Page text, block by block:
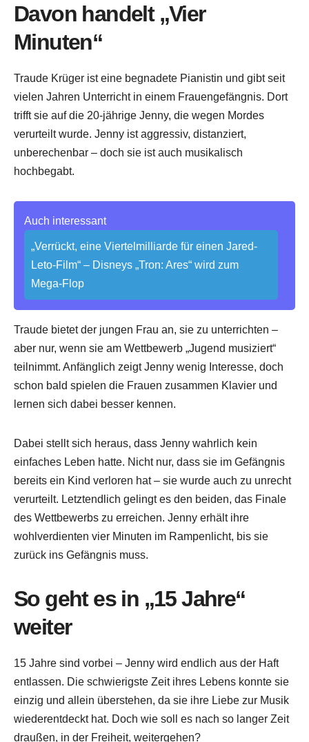
Davon handelt „Vier
Minuten“
Traude Krüger ist eine begnadete Pianistin und gibt seit
vielen Jahren Unterricht in einem Frauengefängnis. Dort
trifft sie auf die 20-jährige Jenny, die wegen Mordes
verurteilt wurde. Jenny ist aggressiv, distanziert,
unberechenbar – doch sie ist auch musikalisch
hochbegabt.
Auch interessant
„Verrückt, eine Viertelmilliarde für einen Jared-
Leto-Film“ – Disneys „Tron: Ares“ wird zum
Mega-Flop
Traude bietet der jungen Frau an, sie zu unterrichten –
aber nur, wenn sie am Wettbewerb „Jugend musiziert“
teilnimmt. Anfänglich zeigt Jenny wenig Interesse, doch
schon bald spielen die Frauen zusammen Klavier und
lernen sich dabei besser kennen.
Dabei stellt sich heraus, dass Jenny wahrlich kein
einfaches Leben hatte. Nicht nur, dass sie im Gefängnis
bereits ein Kind verloren hat – sie wurde auch zu unrecht
verurteilt. Letztendlich gelingt es den beiden, das Finale
des Wettbewerbs zu erreichen. Jenny erhält ihre
wohlverdienten vier Minuten im Rampenlicht, bis sie
zurück ins Gefängnis muss.
So geht es in „15 Jahre“
weiter
15 Jahre sind vorbei – Jenny wird endlich aus der Haft
entlassen. Die schwierigste Zeit ihres Lebens konnte sie
einzig und allein überstehen, da sie ihre Liebe zur Musik
wiederentdeckt hat. Doch wie soll es nach so langer Zeit
draußen, in der Freiheit, weitergehen?